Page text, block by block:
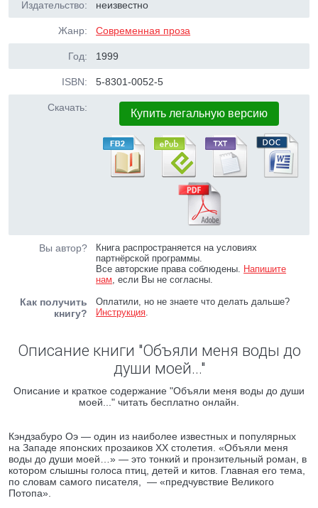
Издательство: неизвестно
Жанр: Современная проза
Год: 1999
ISBN: 5-8301-0052-5
Скачать: Купить легальную версию
Вы автор?
Книга распространяется на условиях
партнёрской программы.
Все авторские права соблюдены. Напишите
нам, если Вы не согласны.
Как получить
книгу?
Оплатили, но не знаете что делать дальше?
Инструкция.
Описание книги "Объяли меня воды до
души моей..."
Описание и краткое содержание "Объяли меня воды до души
моей..." читать бесплатно онлайн.
Кэндзабуро Оэ — один из наиболее известных и популярных
на Западе японских прозаиков XX столетия. «Объяли меня
воды до души моей…» — это тонкий и пронзительный роман, в
котором слышны голоса птиц, детей и китов. Главная его тема,
по словам самого писателя, — «предчувствие Великого
Потопа».